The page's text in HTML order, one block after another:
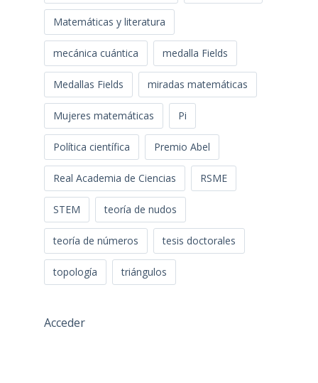
Matemáticas y literatura
mecánica cuántica medalla Fields
Medallas Fields miradas matemáticas
Mujeres matemáticas Pi
Política científica Premio Abel
Real Academia de Ciencias RSME
STEM teoría de nudos
teoría de números tesis doctorales
topología triángulos
Acceder